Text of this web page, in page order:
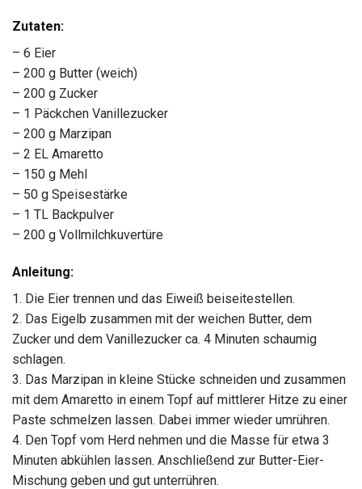
Zutaten:
– 6 Eier
– 200 g Butter (weich)
– 200 g Zucker
– 1 Päckchen Vanillezucker
– 200 g Marzipan
– 2 EL Amaretto
– 150 g Mehl
– 50 g Speisestärke
– 1 TL Backpulver
– 200 g Vollmilchkuvertüre
Anleitung:
1. Die Eier trennen und das Eiweiß beiseitestellen.
2. Das Eigelb zusammen mit der weichen Butter, dem
Zucker und dem Vanillezucker ca. 4 Minuten schaumig
schlagen.
3. Das Marzipan in kleine Stücke schneiden und zusammen
mit dem Amaretto in einem Topf auf mittlerer Hitze zu einer
Paste schmelzen lassen. Dabei immer wieder umrühren.
4. Den Topf vom Herd nehmen und die Masse für etwa 3
Minuten abkühlen lassen. Anschließend zur Butter-Eier-
Mischung geben und gut unterrühren.